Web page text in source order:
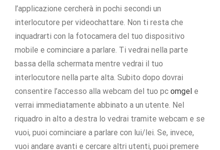
l’applicazione cercherà in pochi secondi un
interlocutore per videochattare. Non ti resta che
inquadrarti con la fotocamera del tuo dispositivo
mobile e cominciare a parlare. Ti vedrai nella parte
bassa della schermata mentre vedrai il tuo
interlocutore nella parte alta. Subito dopo dovrai
consentire l’accesso alla webcam del tuo pc omgel e
verrai immediatamente abbinato a un utente. Nel
riquadro in alto a destra lo vedrai tramite webcam e se
vuoi, puoi cominciare a parlare con lui/lei. Se, invece,
vuoi andare avanti e cercare altri utenti, puoi premere